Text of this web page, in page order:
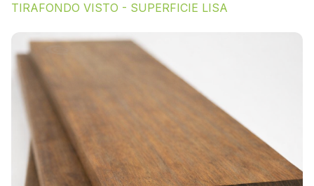
TIRAFONDO VISTO - SUPERFICIE LISA